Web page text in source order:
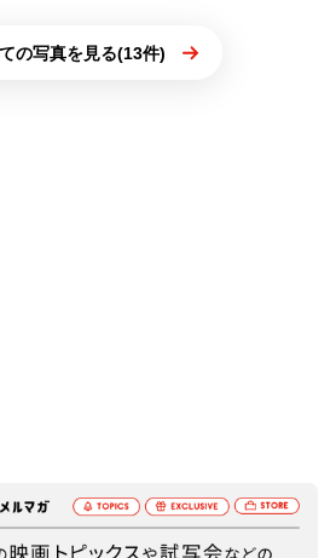
の写真を見る(13件)